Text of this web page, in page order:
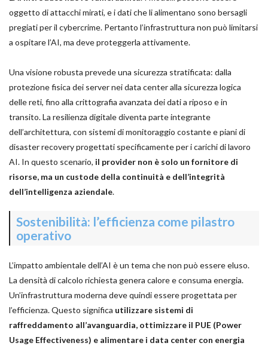
oggetto di attacchi mirati, e i dati che li alimentano sono bersagli
pregiati per il cybercrime. Pertanto l’infrastruttura non può limitarsi
a ospitare l’AI, ma deve proteggerla attivamente.
Una visione robusta prevede una sicurezza stratificata: dalla
protezione fisica dei server nei data center alla sicurezza logica
delle reti, fino alla crittografia avanzata dei dati a riposo e in
transito. La resilienza digitale diventa parte integrante
dell’architettura, con sistemi di monitoraggio costante e piani di
disaster recovery progettati specificamente per i carichi di lavoro
AI. In questo scenario, il provider non è solo un fornitore di
risorse, ma un custode della continuità e dell’integrità
dell’intelligenza aziendale.
Sostenibilità: l’efficienza come pilastro
operativo
L’impatto ambientale dell’AI è un tema che non può essere eluso.
La densità di calcolo richiesta genera calore e consuma energia.
Un’infrastruttura moderna deve quindi essere progettata per
l’efficienza. Questo significa utilizzare sistemi di
raffreddamento all’avanguardia, ottimizzare il PUE (Power
Usage Effectiveness) e alimentare i data center con energia